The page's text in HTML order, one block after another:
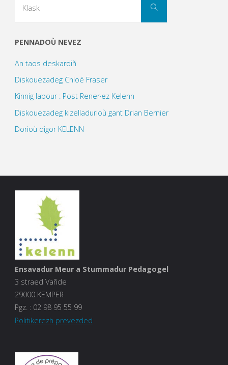
Klask
PENNADOÙ NEVEZ
An taos deskardiñ
Diskouezadeg Chloé Fraser
Kinnig labour : Post Rener·ez Kelenn
Diskouezadeg kizelladurioù gant Drian Bernier
Dorioù digor KELENN
Ensavadur Meur a Stummadur Pedagogel
3 straed Vañde
29000 KEMPER
Pgz. :02 98 95 55 99
Politikerezh prevezded